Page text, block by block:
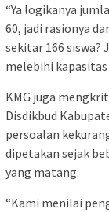
“Ya logikanya
60, jadi rasionya
sekitar 166 siswa?
melebihi kapasitas
KMG juga
Disdikbud
persoalan
dipetakan sejak
yang matang.
“Kami menilai